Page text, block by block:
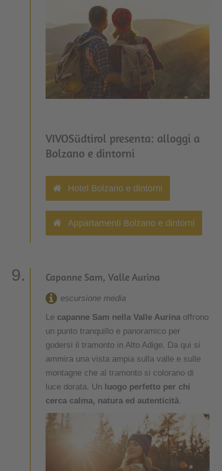
VIVOSüdtirol presenta: alloggi a
Bolzano e dintorni
Hotel Bolzano e dintorni
Appartamenti Bolzano e dintorni
Capanne Sam, Valle Aurina
escursione media
Le capanne Sam nella Valle Aurina offrono
un punto tranquillo e panoramico per
godersi il tramonto in Alto Adige. Da qui si
ammira una vista ampia sulla valle e sulle
montagne che al tramonto si colorano di
luce dorata. Un luogo perfetto per chi
cerca calma, natura ed autenticità.